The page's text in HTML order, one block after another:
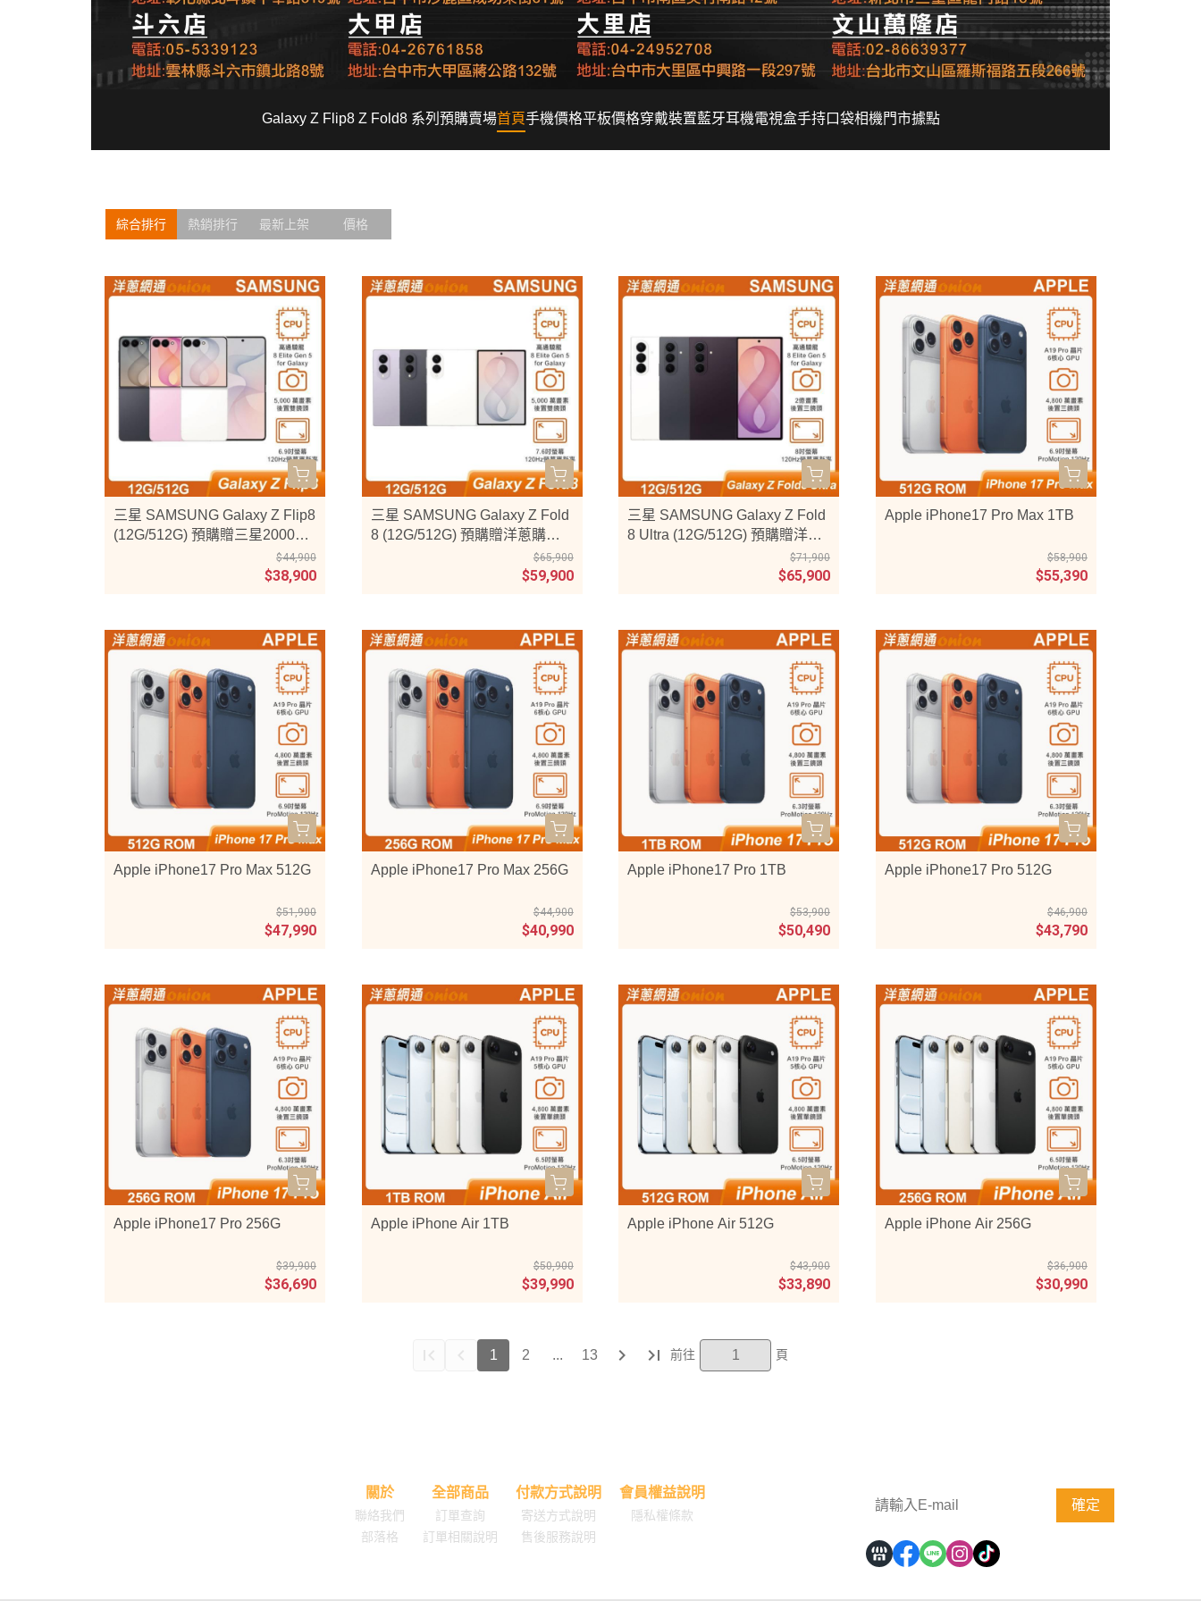
Galaxy Z Flip8 Z Fold8 系列預購賣場首頁手機價格平板價格穿戴裝置藍牙耳機電視盒手持口袋相機門市據點
綜合排行 熱銷排行 最新上架 價格
三星 SAMSUNG Galaxy Z Flip8
(12G/512G) 預購贈三星20000m
$44,900
$38,900
三星 SAMSUNG Galaxy Z Fold
8 (12G/512G) 預購贈洋蔥購物
$65,900
$59,900
三星 SAMSUNG Galaxy Z Fold
8 Ultra (12G/512G) 預購贈洋蔥
$71,900
$65,900
Apple iPhone17 Pro Max 1TB
$58,900
$55,390
Apple iPhone17 Pro Max 512G
$51,900
$47,990
Apple iPhone17 Pro Max 256G
$44,900
$40,990
Apple iPhone17 Pro 1TB
$53,900
$50,490
Apple iPhone17 Pro 512G
$46,900
$43,790
Apple iPhone17 Pro 256G
$39,900
$36,690
Apple iPhone Air 1TB
$50,900
$39,990
Apple iPhone Air 512G
$43,900
$33,890
Apple iPhone Air 256G
$36,900
$30,990
1 2 ... 13
關於
聯絡我們
部落格
全部商品
訂單查詢
訂單相關說明
付款方式說明
寄送方式說明
售後服務說明
會員權益說明
隱私權條款
確定